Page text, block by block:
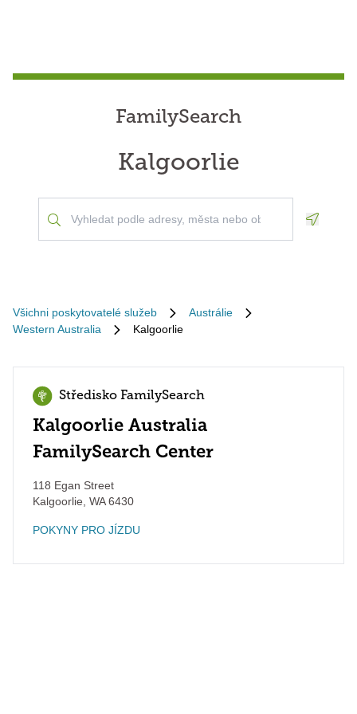
FamilySearch
Kalgoorlie
Všichni poskytovatelé služeb
Austrálie
Western Australia
Kalgoorlie
Středisko FamilySearch
Kalgoorlie Australia
FamilySearch Center
118 Egan Street
Kalgoorlie WA6430
POKYNY PRO JÍZDU